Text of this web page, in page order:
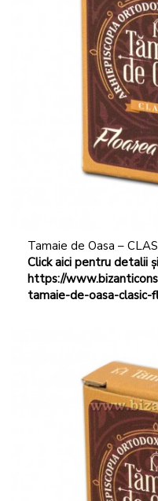
Tamaie de Oasa –
Click aici pentru detalii
https://
tamaie-de-oasa-